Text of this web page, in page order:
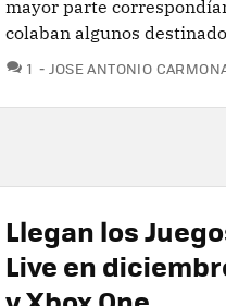
mayor parte
colaban algunos
1 COMENTARIOS
JOSE ANTONIO
Llegan los
Live en